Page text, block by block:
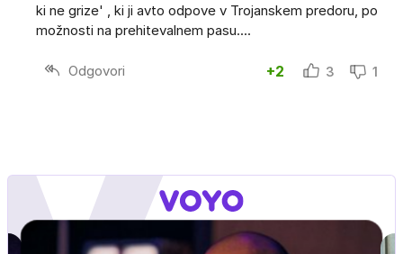
ki ne grize' , ki ji avto odpove v Trojanskem predoru, po
možnosti na prehitevalnem pasu....
Odgovori +2 3 1